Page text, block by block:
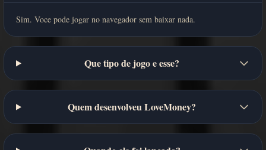
Sim. Voce pode jogar no navegador sem baixar nada.
Que tipo de jogo e esse?
Quem desenvolveu LoveMoney?